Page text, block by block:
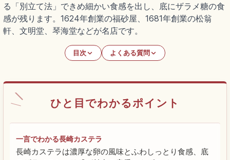
る「別立て法」できめ細かい食感を出し、底にザラメ糖の食
感が残ります。1624年創業の福砂屋、1681年創業の松翁
軒、文明堂、琴海堂などが名店です。
目次 よくある質問
ひと目でわかるポイント
一言でわかる長崎カステラ
長崎カステラは濃厚な卵の風味とふわしっとり食感、底